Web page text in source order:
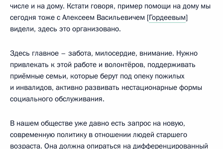
числе и на дому. Кстати говоря, пример помощи на дому мы
сегодня тоже с Алексеем Васильевичем [Гордеевым]
видели, здесь это организовано.
Здесь главное – забота, милосердие, внимание. Нужно
привлекать к этой работе и волонтёров, поддерживать
приёмные семьи, которые берут под опеку пожилых
и инвалидов, активно развивать нестационарные формы
социального обслуживания.
В нашем обществе уже давно есть запрос на новую,
современную политику в отношении людей старшего
возраста. Она должна опираться на дифференцированный